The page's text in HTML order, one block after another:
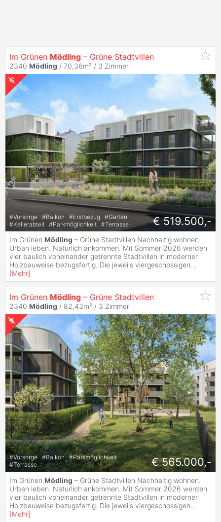
Im Grünen Mödling – Grüne Stadtvillen
2340 Mödling / 70,36m² / 3 Zimmer
#Vorsorge #Balkon #Erstbezug #Garten
#Kellerabteil #Parkmöglichkeit #Terrasse € 519.500,-
Im Grünen Mödling – Grüne Stadtvillen Nachhaltig wohnen.
Urban leben. Natürlich ankommen. Mit Sommer 2026 werden
vier baulich voneinander getrennte Stadtvillen in moderner
Holzbauweise bezugsfertig. Die jeweils viergeschossigen...
[Mehr]
Im Grünen Mödling – Grüne Stadtvillen
2340 Mödling / 82,43m² / 3 Zimmer
#Vorsorge #Balkon #Parkmöglichkeit
#Terrasse € 565.000,-
Im Grünen Mödling – Grüne Stadtvillen Nachhaltig wohnen.
Urban leben. Natürlich ankommen. Mit Sommer 2026 werden
vier baulich voneinander getrennte Stadtvillen in moderner
Holzbauweise bezugsfertig. Die jeweils viergeschossigen...
[Mehr]